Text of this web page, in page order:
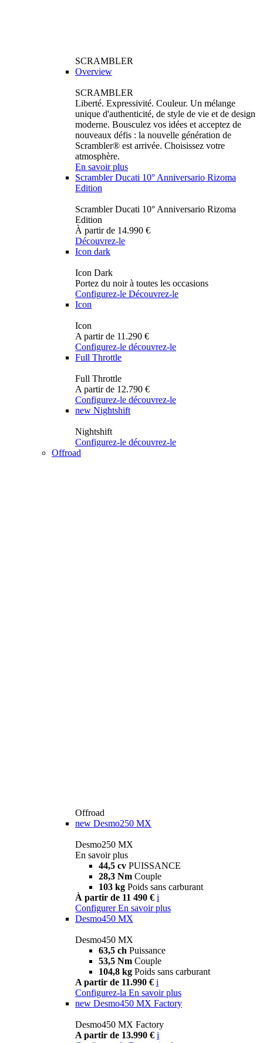
SCRAMBLER
Overview
SCRAMBLER
Liberté. Expressivité. Couleur. Un mélange
unique d'authenticité, de style de vie et de design
moderne. Bousculez vos idées et acceptez de
nouveaux défis : la nouvelle génération de
Scrambler® est arrivée. Choisissez votre
atmosphère.
En savoir plus
Scrambler Ducati 10° Anniversario Rizoma
Edition
Scrambler Ducati 10° Anniversario Rizoma
Edition
À partir de 14.990 €
Découvrez-le
Icon dark
Icon Dark
Portez du noir à toutes les occasions
Configurez-le Découvrez-le
Icon
Icon
A partir de 11.290 €
Configurez-le découvrez-le
Full Throttle
Full Throttle
A partir de 12.790 €
Configurez-le découvrez-le
new Nightshift
Nightshift
Configurez-le découvrez-le
Offroad
Offroad
new Desmo250 MX
Desmo250 MX
En savoir plus
44,5 cv PUISSANCE
28,3 Nm Couple
103 kg Poids sans carburant
À partir de 11 490 € i
Configurer En savoir plus
Desmo450 MX
Desmo450 MX
63,5 ch Puissance
53,5 Nm Couple
104,8 kg Poids sans carburant
A partir de 11.990 € i
Configurez-la En savoir plus
new Desmo450 MX Factory
Desmo450 MX Factory
A partir de 13.990 € i